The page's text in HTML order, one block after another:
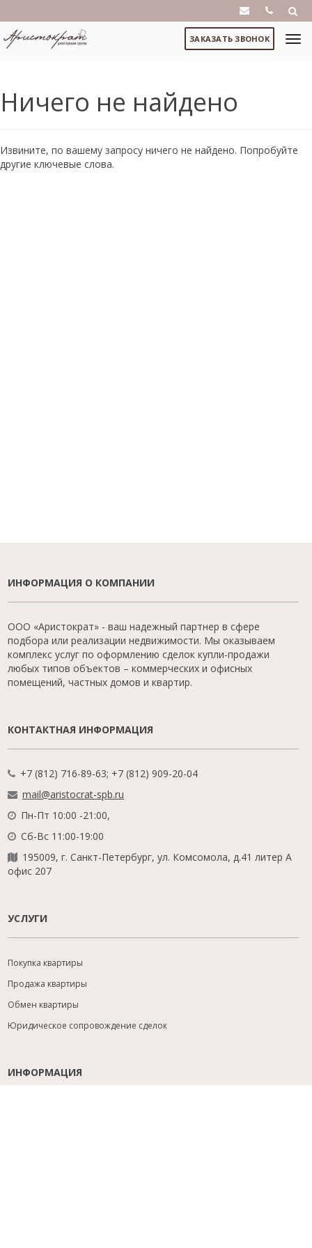
ЗАКАЗАТЬ ЗВОНОК
Ничего не найдено
Извините, по вашему запросу ничего не найдено. Попробуйте
другие ключевые слова.
ИНФОРМАЦИЯ О КОМПАНИИ
ООО «Аристократ» - ваш надежный партнер в сфере
подбора или реализации недвижимости. Мы оказываем
комплекс услуг по оформлению сделок купли-продажи
любых типов объектов – коммерческих и офисных
помещений, частных домов и квартир.
КОНТАКТНАЯ ИНФОРМАЦИЯ
+7 (812) 716-89-63; +7 (812) 909-20-04
mail@aristocrat-spb.ru
Пн-Пт 10:00 -21:00,
Сб-Вс 11:00-19:00
195009, г. Санкт-Петербург, ул. Комсомола, д.41 литер А
офис 207
УСЛУГИ
Покупка квартиры
Продажа квартиры
Обмен квартиры
Юридическое сопровождение сделок
ИНФОРМАЦИЯ